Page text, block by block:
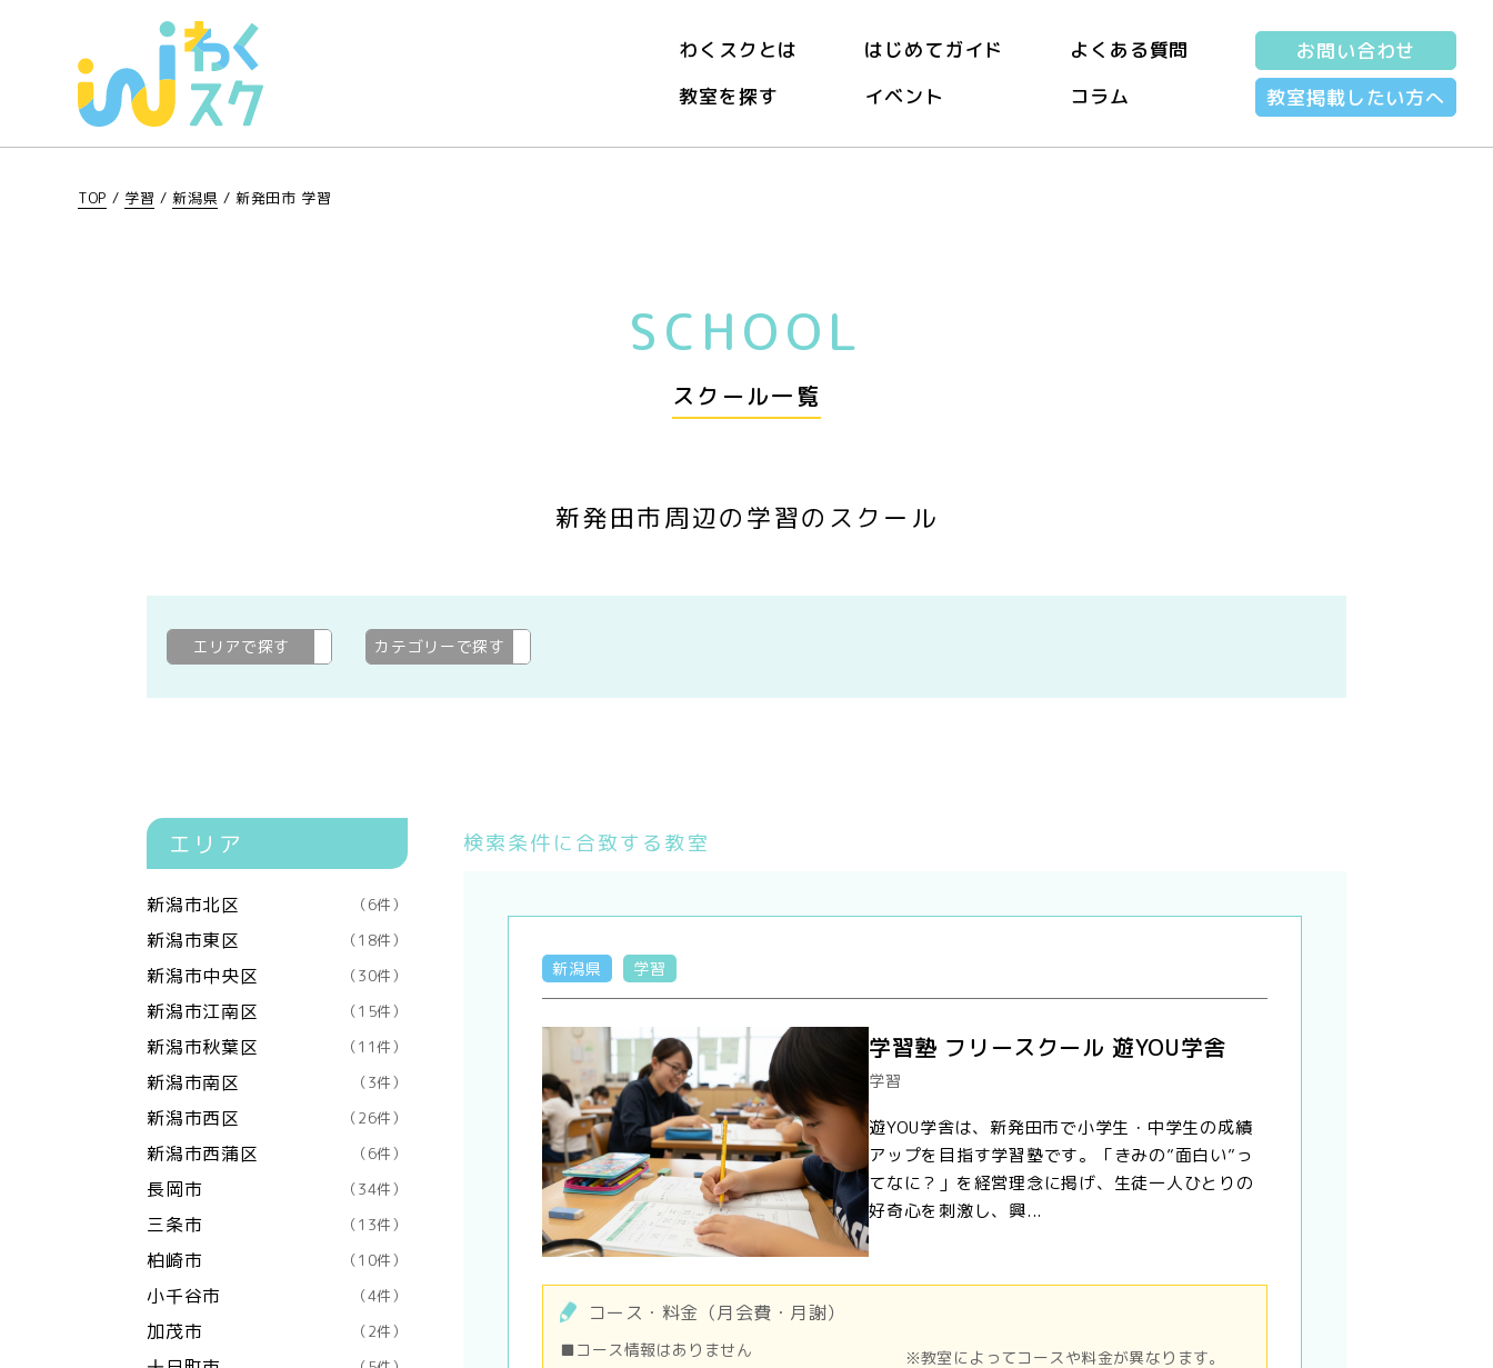
わくスクとは はじめてガイド
よくある質問
教室を探す
イベント コラム
お問い合わせ
教室掲載したい方へ
TOP / 学習 /新潟県 /新発田市 学習
SCHOOL
スクール一覧
新発田市周辺の学習のスクール
エリアで探す 新発田市カテゴリーで探す
エリア
新潟市北区 （6件）
新潟市東区 （18件）
新潟市中央区 （30件）
新潟市江南区 （15件）
新潟市秋葉区 （11件）
新潟市南区 （3件）
新潟市西区 （26件）
新潟市西蒲区 （6件）
長岡市 （34件）
三条市 （13件）
柏崎市 （10件）
小千谷市 （4件）
加茂市 （2件）
検索条件に合致する教室
新潟県 学習
学習塾 フリースクール 遊YOU学舎
学習
遊YOU学舎は、新発田市で小学生・中学生の成績
アップを目指す学習塾です。「きみの”面白い”っ
てなに？」を経営理念に掲げ、生徒一人ひとりの
好奇心を刺激し、興...
コース・料金（月会費・月謝）
■コース情報はありません ※教室によってコースや料金が異なります。